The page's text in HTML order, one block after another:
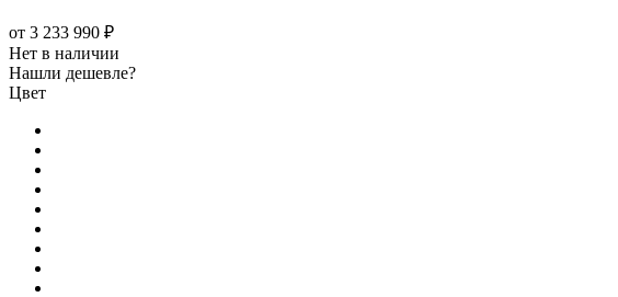
от 3 233 990 ₽
Нет в наличии
Нашли дешевле?
Цвет